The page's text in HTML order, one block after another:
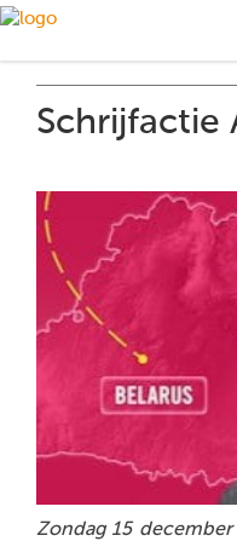
Schrijfactie
Zondag 15